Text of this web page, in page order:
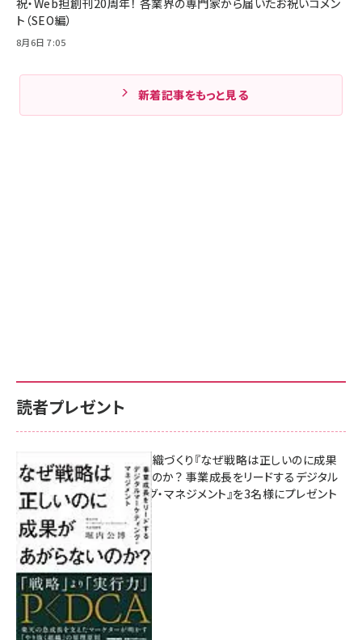
ト（SEO編）
8月6日 7:05
新着記事をもっと見る
読者プレゼント
成果を生む組織づくり『なぜ戦略は正しいのに成果
があがらないのか？ 事業成長をリードするデジタル
マーケティング・マネジメント』を3名様にプレゼント
8月7日 10:00